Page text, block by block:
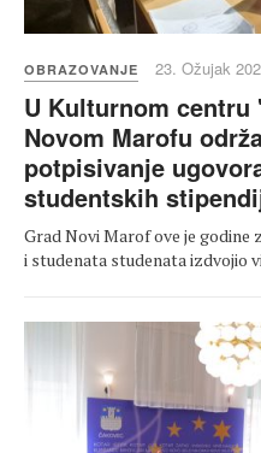
OBRAZOVANJE 23. Ožujak
U Kulturnom centru
Novom Marofu
potpisivanje
studentskih
Grad Novi Marof ove je godine
i studenata studenata izdvojio